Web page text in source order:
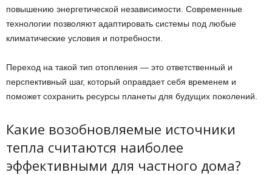
повышению энергетической независимости. Современные
технологии позволяют адаптировать системы под любые
климатические условия и потребности.
Переход на такой тип отопления — это ответственный и
перспективный шаг, который оправдает себя временем и
поможет сохранить ресурсы планеты для будущих поколений.
Какие возобновляемые источники
тепла считаются наиболее
эффективными для частного дома?